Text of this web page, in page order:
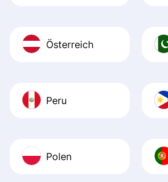
Österreich
Peru
Polen